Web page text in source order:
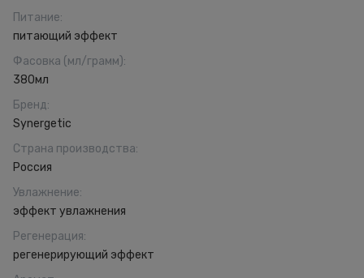
Питание:
питающий эффект
Фасовка (мл/грамм):
380мл
Бренд:
Synergetic
Страна производства:
Россия
Увлажнение:
эффект увлажнения
Регенерация:
регенерирующий эффект